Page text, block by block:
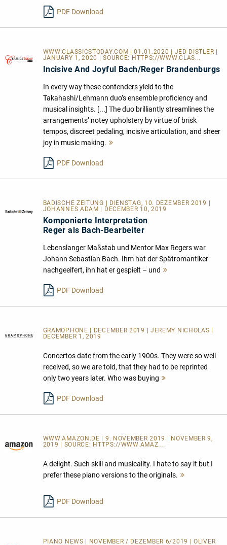
PDF Download
WWW.CLASSICSTODAY.COM | 01.01.2020 | JED DISTLER |
JANUARY 1, 2020 | SOURCE: HTTPS://WWW.CLAS...
Incisive And Joyful Bach/Reger Brandenburgs
In every way these contenders yield to the
Takahashi/Lehmann duo’s ensemble proficiency and
musical insights. [...] The duo brilliantly streamlines the
arrangements’ notey upholstery by virtue of brisk
tempos, discreet pedaling, incisive articulation, and sheer
joy in music making.
PDF Download
BADISCHE ZEITUNG | DIENSTAG, 10. DEZEMBER 2019 |
JOHANNES ADAM | DECEMBER 10, 2019
Komponierte Interpretation
Reger als Bach-Bearbeiter
Lebenslanger Maßstab und Mentor Max Regers war
Johann Sebastian Bach. Ihm hat der Spätromantiker
nachgeeifert, ihn hat er gespielt – und
PDF Download
GRAMOPHONE | DECEMBER 2019 | JEREMY NICHOLAS |
DECEMBER 1, 2019
Concertos date from the early 1900s. They were so well
received, so we are told, that they had to be reprinted
only two years later. Who was buying
PDF Download
WWW.AMAZON.DE | 9. NOVEMBER 2019 | NOVEMBER 9,
2019 | SOURCE: HTTPS://WWW.AMAZ...
A delight. Such skill and musicality. I hate to say it but I
prefer these piano versions to the originals.
PDF Download
PIANO NEWS | NOVEMBER / DEZEMBER 6/2019 | OLIVER